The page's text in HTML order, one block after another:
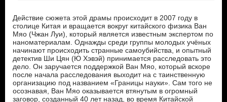
Действие сюжета этой драмы происходит в 2007 году в
столице Китая и вращается вокруг китайского физика Ван
Мяо (Чжан Луи), который является известным экспертом по
наноматериалам. Однажды среди группы молодых учёных
начинают происходить странные самоубийства, и опытный
детектив Ши Цян (Ю Хэвэй) принимается расследовать это
дело. Он заручается поддержкой Ван Мяо, который вскоре
после начала расследования выходит на с таинственную
организацию под названием «Границы науки». Сам того не
осознавая, Ван Мяо оказывается втянутым в огромный
заговор, созданный 40 лет назад, во время Китайской